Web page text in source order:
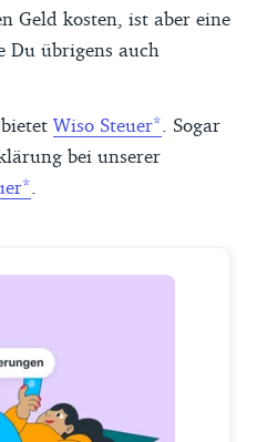
Geld kosten, ist aber eine
Du übrigens auch
Wiso Steuer
. Sogar
bei unserer